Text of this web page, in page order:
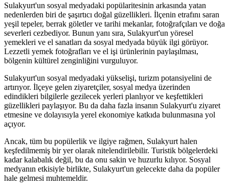
Sulakyurt'un sosyal medyadaki popülaritesinin arkasında yatan
nedenlerden biri de şaşırtıcı doğal güzellikleri. İlçenin etrafını saran
yeşil tepeler, berrak göletler ve tarihi mekanlar, fotoğrafçıları ve doğa
severleri cezbediyor. Bunun yanı sıra, Sulakyurt'un yöresel
yemekleri ve el sanatları da sosyal medyada büyük ilgi görüyor.
Lezzetli yemek fotoğrafları ve el işi ürünlerinin paylaşılması,
bölgenin kültürel zenginliğini vurguluyor.
Sulakyurt'un sosyal medyadaki yükselişi, turizm potansiyelini de
artırıyor. İlçeye gelen ziyaretçiler, sosyal medya üzerinden
edindikleri bilgilerle gezilecek yerleri planlıyor ve keşfettikleri
güzellikleri paylaşıyor. Bu da daha fazla insanın Sulakyurt'u ziyaret
etmesine ve dolayısıyla yerel ekonomiye katkıda bulunmasına yol
açıyor.
Ancak, tüm bu popülerlik ve ilgiye rağmen, Sulakyurt halen
keşfedilmemiş bir yer olarak nitelendirilebilir. Turistik bölgelerdeki
kadar kalabalık değil, bu da onu sakin ve huzurlu kılıyor. Sosyal
medyanın etkisiyle birlikte, Sulakyurt'un gelecekte daha da popüler
hale gelmesi muhtemeldir.